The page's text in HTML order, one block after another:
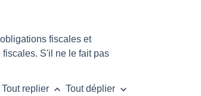
fiscales et
S'il ne le fait pas
Tout replier keyboard_arrow_up Tout déplier keyboard_arrow_down